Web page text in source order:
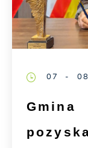
07 -
Gmina